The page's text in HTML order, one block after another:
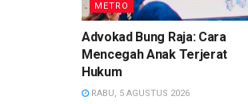
METRO
Advokad Bung Raja: Cara
Mencegah Anak Terjerat
Hukum
RABU, 5 AGUSTUS 2026